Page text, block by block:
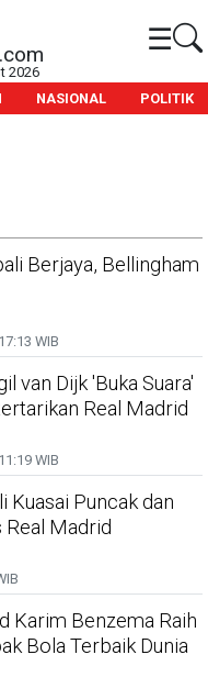
.com ☰
2026
NASIONAL POLITIK
Berjaya, Bellingham
WIB
van Dijk 'Buka Suara'
Real Madrid
WIB
Kuasai Puncak dan
Real Madrid
Karim Benzema Raih
Bola Terbaik Dunia